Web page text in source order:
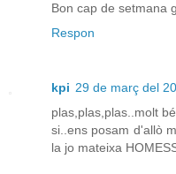
Bon cap de setmana
Respon
kpi 29 de març del
plas,plas,plas..molt bé
si..ens posam d'allò
la jo mateixa